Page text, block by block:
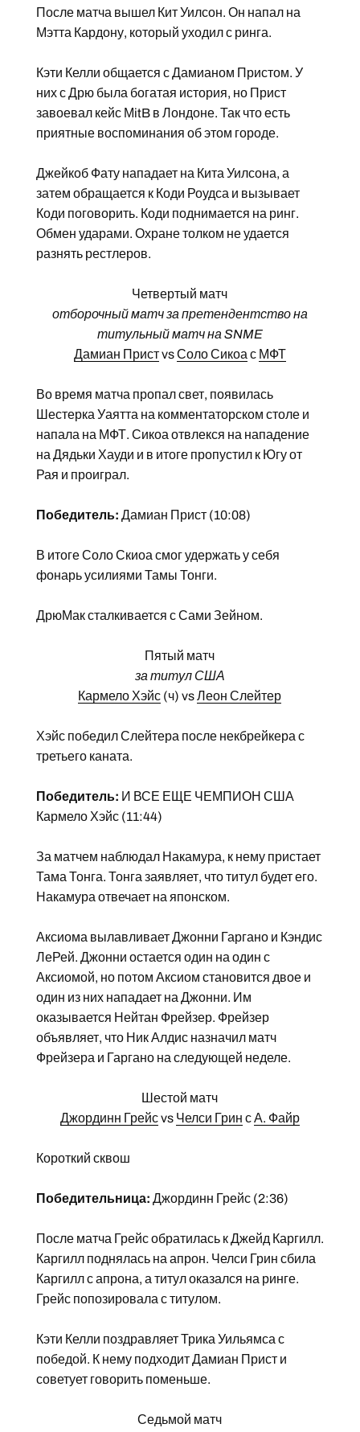
После матча вышел Кит Уилсон. Он напал на
Мэтта Кардону, который уходил с ринга.
Кэти Келли общается с Дамианом Пристом. У
них с Дрю была богатая история, но Прист
завоевал кейс МitB в Лондоне. Так что есть
приятные воспоминания об этом городе.
Джейкоб Фату нападает на Кита Уилсона, а
затем обращается к Коди Роудса и вызывает
Коди поговорить. Коди поднимается на ринг.
Обмен ударами. Охране толком не удается
разнять рестлеров.
Четвертый матч
отборочный матч за претендентство на
титульный матч на SNME
Дамиан ПристvsСоло Сикоа с МФТ
Во время матча пропал свет, появилась
Шестерка Уаятта на комментаторском столе и
напала на МФТ. Сикоа отвлекся на нападение
на Дядьки Хауди и в итоге пропустил к Югу от
Рая и проиграл.
Победитель: Дамиан Прист (10:08)
В итоге Соло Скиоа смог удержать у себя
фонарь усилиями Тамы Тонги.
ДрюМак сталкивается с Сами Зейном.
Пятый матч
за титул США
Кармело Хэйс (ч) vsЛеон Слейтер
Хэйс победил Слейтера после некбрейкера с
третьего каната.
Победитель: И ВСЕ ЕЩЕ ЧЕМПИОН США
Кармело Хэйс (11:44)
За матчем наблюдал Накамура, к нему пристает
Тама Тонга. Тонга заявляет, что титул будет его.
Накамура отвечает на японском.
Аксиома вылавливает Джонни Гаргано и Кэндис
ЛеРей. Джонни остается один на один с
Аксиомой, но потом Аксиом становится двое и
один из них нападает на Джонни. Им
оказывается Нейтан Фрейзер. Фрейзер
объявляет, что Ник Алдис назначил матч
Фрейзера и Гаргано на следующей неделе.
Шестой матч
Джординн Грейсvs Челси Грин сА. Файр
Короткий сквош
Победительница: Джординн Грейс (2:36)
После матча Грейс обратилась к Джейд Каргилл.
Каргилл поднялась на апрон. Челси Грин сбила
Каргилл с апрона, а титул оказался на ринге.
Грейс попозировала с титулом.
Кэти Келли поздравляет Трика Уильямса с
победой. К нему подходит Дамиан Прист и
советует говорить поменьше.
Седьмой матч